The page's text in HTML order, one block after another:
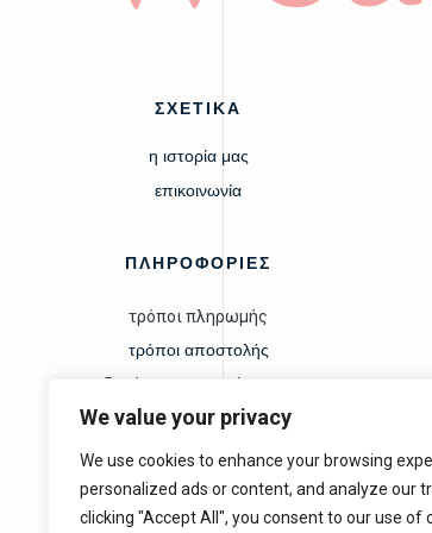
We value your privacy
We use cookies to enhance your browsing
personalized ads or content, and analyze our
clicking "Accept All", you consent to our use of
ΣΧΕΤΙΚΑ
η ιστορία μας
επικοινωνία
ΠΛΗΡΟΦΟΡΙΕΣ
τρόποι πληρωμής
τρόποι αποστολής
δικαίωμα υπαναχώρησης